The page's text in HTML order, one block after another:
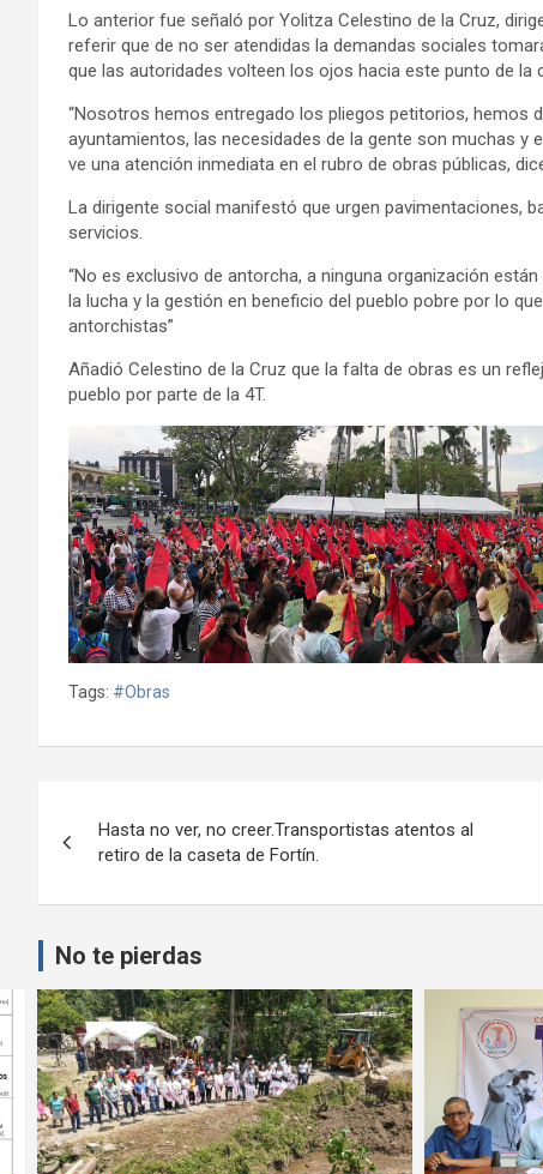
Lo anterior fue señaló por Yolitza Celestino de la Cruz,
referir que de no ser atendidas la demandas sociales
que las autoridades volteen los ojos hacia este punto de la
“Nosotros hemos entregado los pliegos petitorios, hemos
ayuntamientos, las necesidades de la gente son muchas y
ve una atención inmediata en el rubro de obras públicas,
La dirigente social manifestó que urgen pavimentaciones,
servicios.
“No es exclusivo de antorcha, a ninguna organización
la lucha y la gestión en beneficio del pueblo pobre por lo
antorchistas”
Añadió Celestino de la Cruz que la falta de obras es un
pueblo por parte de la 4T.
Tags: #Obras
de
entradas
Hasta no ver, no creer.Transportistas atentos al
retiro de la caseta de Fortín.
No te pierdas